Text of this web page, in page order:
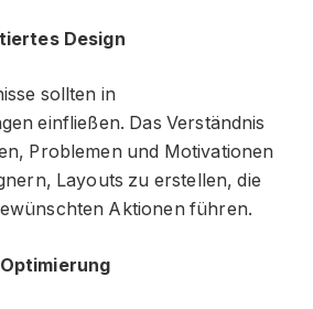
Design
sollten in
einfließen. Das Verständnis
Problemen und Motivationen
Layouts zu erstellen, die
Aktionen führen.